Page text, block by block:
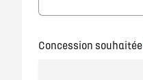
Concession souhaitée